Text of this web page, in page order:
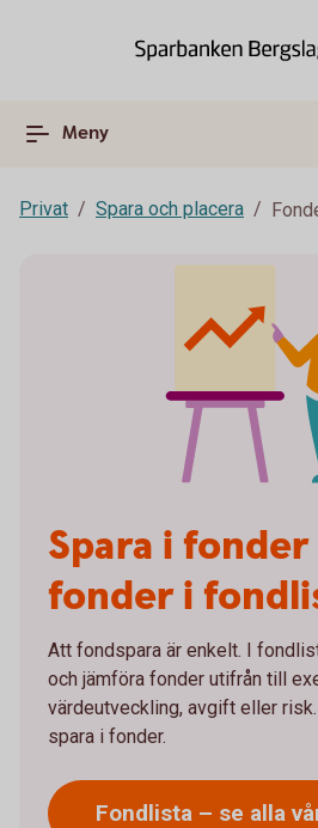
Meny
Privat Spara och placera
Spara i
fonder i
Att fondspara är enkelt. I
och jämföra fonder utifrån till
värdeutveckling, avgift eller
spara i fonder.
Fondlista – se alla